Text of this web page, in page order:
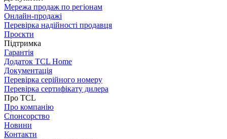
Мережа продаж по регіонам
Онлайн-продажі
Перевірка надійності продавця
Проєкти
Підтримка
Гарантія
Додаток TCL Home
Документація
Перевірка серійного номеру
Перевірка сертифікату дилера
Про TCL
Про компанію
Спонсорство
Новини
Контакти